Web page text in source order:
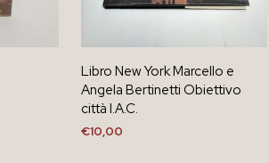
Libro New York Marcello e
Angela Bertinetti Obiettivo
città I.A.C.
€10,00